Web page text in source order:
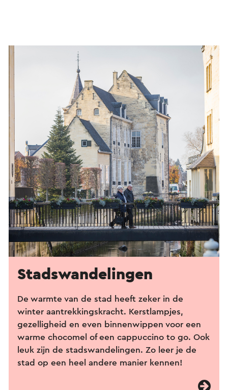
Stads­wandelingen
De warmte van de stad heeft zeker in de
winter aantrekkingskracht. Kerstlampjes,
gezelligheid en even binnenwippen voor een
warme chocomel of een cappuccino to go. Ook
leuk zijn de stadswandelingen. Zo leer je de
stad op een heel andere manier kennen!